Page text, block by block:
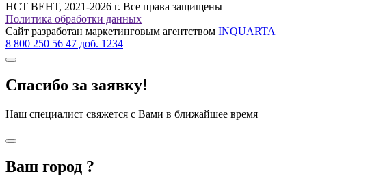
НСТ ВЕНТ, 2021-2026 г. Все права защищены
Политика обработки данных
Сайт разработан маркетинговым агентством INQUARTA
8 800 250 56 47 доб. 1234
Спасибо за заявку!
Наш специалист свяжется с Вами в ближайшее время
Ваш город ?